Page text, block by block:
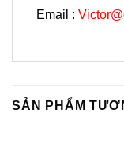
Email :
SẢN PHẨM